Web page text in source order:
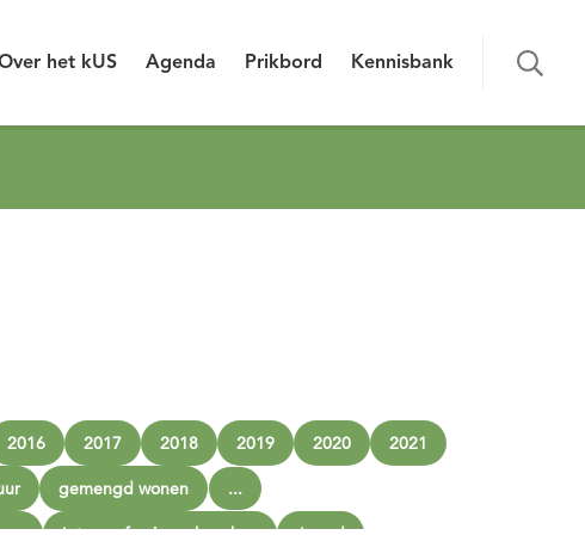
het kUS Agenda Prikbord Kennisbank
2016 2017 2018 2019 2020 2021
gemengd wonen ...